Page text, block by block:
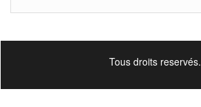
Tous droits reservés.